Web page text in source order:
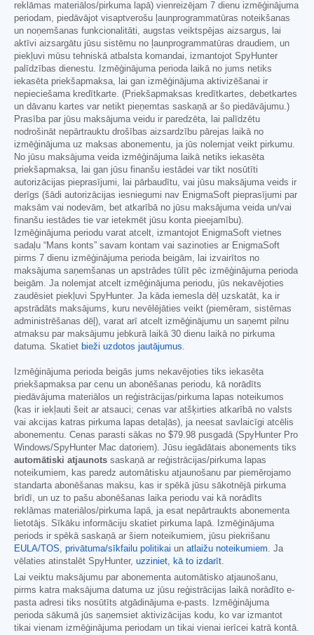
reklāmas materiālos/pirkuma lapā) vienreizējam 7 dienu izmēģinājuma
periodam, piedāvājot visaptverošu ļaunprogrammatūras noteikšanas
un noņemšanas funkcionalitāti, augstas veiktspējas aizsargus, lai
aktīvi aizsargātu jūsu sistēmu no ļaunprogrammatūras draudiem, un
piekļuvi mūsu tehniskā atbalsta komandai, izmantojot SpyHunter
palīdzības dienestu. Izmēģinājuma perioda laikā no jums netiks
iekasēta priekšapmaksa, lai gan izmēģinājuma aktivizēšanai ir
nepieciešama kredītkarte. (Priekšapmaksas kredītkartes, debetkartes
un dāvanu kartes var netikt pieņemtas saskaņā ar šo piedāvājumu.)
Prasība par jūsu maksājuma veidu ir paredzēta, lai palīdzētu
nodrošināt nepārtrauktu drošības aizsardzību pārejas laikā no
izmēģinājuma uz maksas abonementu, ja jūs nolemjat veikt pirkumu.
No jūsu maksājuma veida izmēģinājuma laikā netiks iekasēta
priekšapmaksa, lai gan jūsu finanšu iestādei var tikt nosūtīti
autorizācijas pieprasījumi, lai pārbaudītu, vai jūsu maksājuma veids ir
derīgs (šādi autorizācijas iesniegumi nav EnigmaSoft pieprasījumi par
maksām vai nodevām, bet atkarībā no jūsu maksājuma veida un/vai
finanšu iestādes tie var ietekmēt jūsu konta pieejamību).
Izmēģinājuma periodu varat atcelt, izmantojot EnigmaSoft vietnes
sadaļu “Mans konts” savam kontam vai sazinoties ar EnigmaSoft
pirms 7 dienu izmēģinājuma perioda beigām, lai izvairītos no
maksājuma saņemšanas un apstrādes tūlīt pēc izmēģinājuma perioda
beigām. Ja nolemjat atcelt izmēģinājuma periodu, jūs nekavējoties
zaudēsiet piekļuvi SpyHunter. Ja kāda iemesla dēļ uzskatāt, ka ir
apstrādāts maksājums, kuru nevēlējāties veikt (piemēram, sistēmas
administrēšanas dēļ), varat arī atcelt izmēģinājumu un saņemt pilnu
atmaksu par maksājumu jebkurā laikā 30 dienu laikā no pirkuma
datuma. Skatiet bieži uzdotos jautājumus.
Izmēģinājuma perioda beigās jums nekavējoties tiks iekasēta
priekšapmaksa par cenu un abonēšanas periodu, kā norādīts
piedāvājuma materiālos un reģistrācijas/pirkuma lapas noteikumos
(kas ir iekļauti šeit ar atsauci; cenas var atšķirties atkarībā no valsts
vai akcijas katras pirkuma lapas detaļās), ja neesat savlaicīgi atcēlis
abonementu. Cenas parasti sākas no $79.98 pusgadā (SpyHunter Pro
Windows/SpyHunter Mac datoriem). Jūsu iegādātais abonements tiks
automātiski atjaunots saskaņā ar reģistrācijas/pirkuma lapas
noteikumiem, kas paredz automātisku atjaunošanu par piemērojamo
standarta abonēšanas maksu, kas ir spēkā jūsu sākotnējā pirkuma
brīdī, un uz to pašu abonēšanas laika periodu vai kā norādīts
reklāmas materiālos/pirkuma lapā, ja esat nepārtraukts abonementa
lietotājs. Sīkāku informāciju skatiet pirkuma lapā. Izmēģinājuma
periods ir spēkā saskaņā ar šiem noteikumiem, jūsu piekrišanu
EULA/TOS, privātuma/sīkfailu politikai un atlaižu noteikumiem. Ja
vēlaties atinstalēt SpyHunter, uzziniet, kā to izdarīt.
Lai veiktu maksājumu par abonementa automātisko atjaunošanu,
pirms katra maksājuma datuma uz jūsu reģistrācijas laikā norādīto e-
pasta adresi tiks nosūtīts atgādinājuma e-pasts. Izmēģinājuma
perioda sākumā jūs saņemsiet aktivizācijas kodu, ko var izmantot
tikai vienam izmēģinājuma periodam un tikai vienai ierīcei katrā kontā.